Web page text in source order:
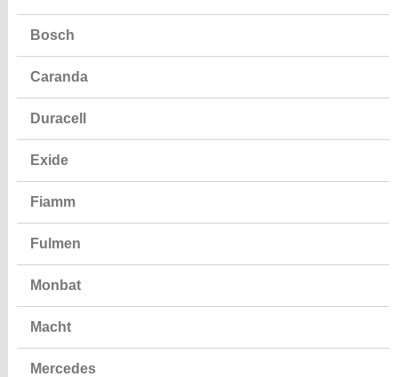
Bosch
Caranda
Duracell
Exide
Fiamm
Fulmen
Monbat
Macht
Mercedes